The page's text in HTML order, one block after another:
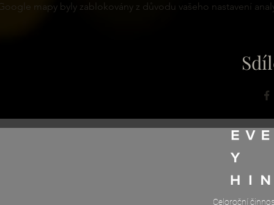
mapy byly zablokovány z důvodu vašeho nastavení
Celoroční